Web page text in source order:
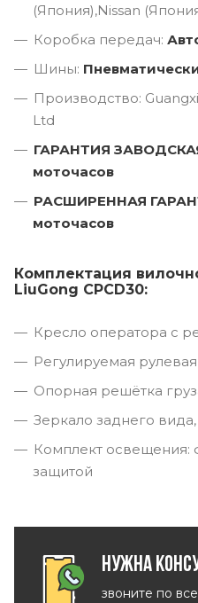
(Япония),Nissan
Коробка передач:
Шины:
Производство:
Ltd
ГАРАНТИЯ
моточасов
РАСШИРЕННАЯ
моточасов
Комплектация
LiuGong CPCD30:
Кресло оператора с
Регулируемая
Опорная решётка
Зеркало заднего
Комплект
защитой
Нужна
звоните по